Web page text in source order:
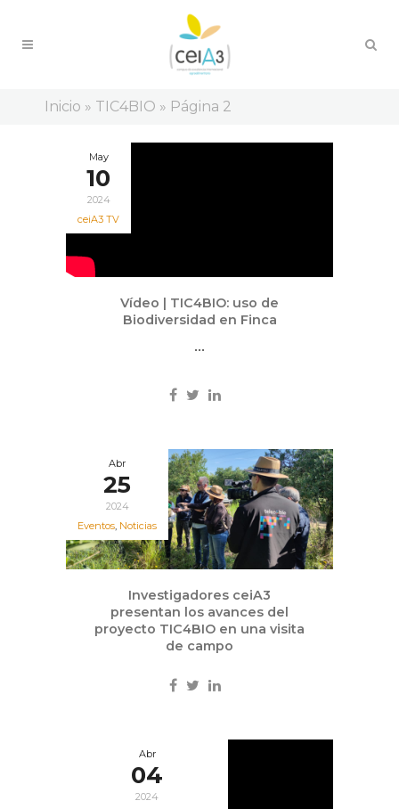
Inicio » TIC4BIO » Página 2
May
10
2024
ceiA3 TV
Vídeo | TIC4BIO: uso de
Biodiversidad en Finca
...
Abr
25
2024
Eventos, Noticias
Investigadores ceiA3
presentan los avances del
proyecto TIC4BIO en una visita
de campo
Abr
04
2024